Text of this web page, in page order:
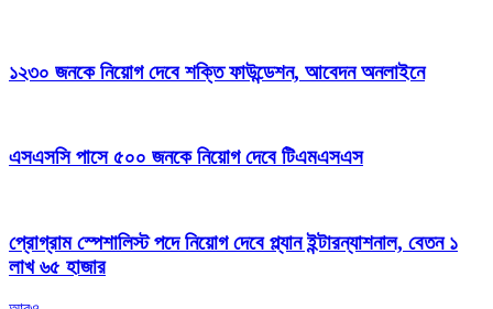
১২৩০ জনকে নিয়োগ দেবে শক্তি ফাউন্ডেশন, আবেদন অনলাইনে
এসএসসি পাসে ৫০০ জনকে নিয়োগ দেবে টিএমএসএস
প্রোগ্রাম স্পেশালিস্ট পদে নিয়োগ দেবে প্ল্যান ইন্টারন্যাশনাল, বেতন ১
লাখ ৬৫ হাজার